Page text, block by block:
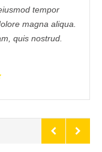
error sit
aperiam,